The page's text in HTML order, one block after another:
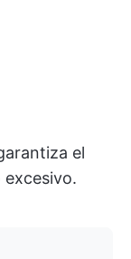
el